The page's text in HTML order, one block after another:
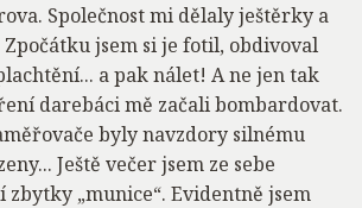
Společnost mi dělaly ještěrky a
jsem si je fotil, obdivoval
a pak nálet! A ne jen tak
darebáci mě začali bombardovat.
byly navzdory silnému
Ještě večer jsem ze sebe
zbytky „munice“. Evidentně jsem